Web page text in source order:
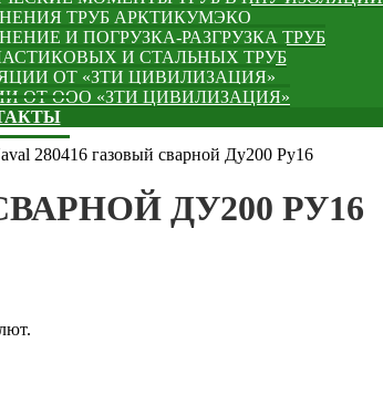
ТРУБ АРКТИКУМЭКО
И ПОГРУЗКА-РАЗГРУЗКА ТРУБ
И СТАЛЬНЫХ ТРУБ
ОТ «ЗТИ ЦИВИЛИЗАЦИЯ»
ОТ ООО «ЗТИ ЦИВИЛИЗАЦИЯ»
280416 газовый сварной Ду200 Ру16
ДУ200 РУ16